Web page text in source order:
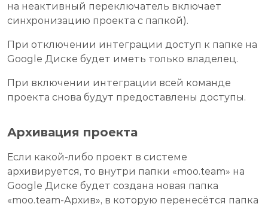
на неактивный переключатель включает
синхронизацию проекта с папкой).
При отключении интеграции доступ к папке на
Google Диске будет иметь только владелец.
При включении интеграции всей команде
проекта снова будут предоставлены доступы.
Архивация проекта
Если какой-либо проект в системе
архивируется, то внутри папки «moo.team» на
Google Диске будет создана новая папка
«moo.team-Архив», в которую перенесётся папка